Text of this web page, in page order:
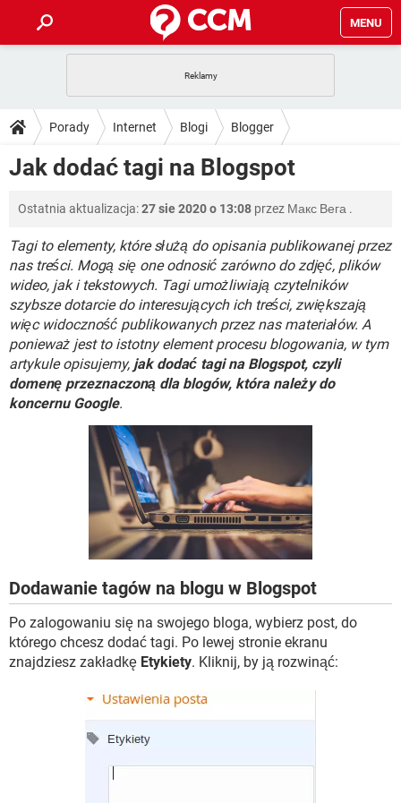
MENU
GRY WHATSAPP
SPOTIFY NETFLIX
PORADY
PlayStation TIKTOK
GRY WHATSAPP
SPOTIFY NETFLIX
INSTAGRAM FACEBOOK
WINDOWS 10
DO POBRANIA
IOS NETFLIX
INSTAGRAM FACEBOOK
WINDOWS 10
FORUM
COVID-19 TIKTOK
GRY WHATSAPP
SPOTIFY NETFLIX
INSTAGRAM FACEBOOK
WINDOWS 10
ARTYKUŁY
COVID-19 TIKTOK
GRY
SPOTIFY NETFLIX
INSTAGRAM FACEBOOK
WINDOWS 10
Porady Internet Blogi Blogger
Jak dodać tagi na Blogspot
Ostatnia aktualizacja:27 sie 2020 o 13:08 przez Макс Вега .
Tagi to elementy, które służą do opisania publikowanej przez
nas treści. Mogą się one odnosić zarówno do zdjęć, plików
wideo, jak i tekstowych. Tagi umożliwiają czytelników
szybsze dotarcie do interesujących ich treści, zwiększają
więc widoczność publikowanych przez nas materiałów. A
ponieważ jest to istotny element procesu blogowania, w tym
artykule opisujemy, jak dodać tagi na Blogspot, czyli
domenę przeznaczoną dla blogów, która należy do
koncernu Google.
Dodawanie tagów na blogu w Blogspot
Po zalogowaniu się na swojego bloga, wybierz post, do
którego chcesz dodać tagi. Po lewej stronie ekranu
znajdziesz zakładkę Etykiety. Kliknij, by ją rozwinąć: